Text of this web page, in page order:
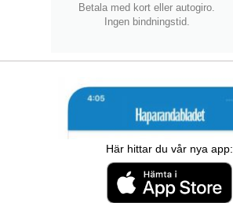
Betala med kort eller autogiro.
Ingen bindningstid.
Här hittar du vår nya app: